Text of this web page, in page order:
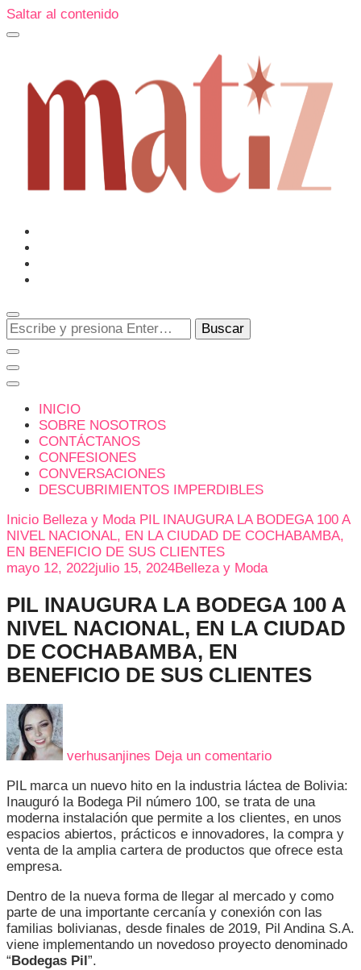
Saltar al contenido
Matiz
Un espacio editorial donde pongo en palabras aquello que
muchos sentimos y pocos sabemos cómo explicar y
donde también compartiré contigo las cosas que me
conmueven, me sorprenden o creo que merecen ser
¿Buscas
algo?
INICIO
SOBRE NOSOTROS
CONTÁCTANOS
CONFESIONES
CONVERSACIONES
DESCUBRIMIENTOS IMPERDIBLES
Inicio Belleza y Moda PIL INAUGURA LA BODEGA 100 A
NIVEL NACIONAL, EN LA CIUDAD DE COCHABAMBA,
EN BENEFICIO DE SUS CLIENTES
mayo 12, 2022julio 15, 2024Belleza y Moda
PIL INAUGURA LA BODEGA 100 A
NIVEL NACIONAL, EN LA CIUDAD
DE COCHABAMBA, EN
BENEFICIO DE SUS CLIENTES
verhusanjines Deja un comentarioLA
100
A
NIVEL
NACIONAL,
EN
CIUDAD
DE
EN
BENEFICIO
PIL marca un nuevo hito en la industria láctea de Bolivia:
Inauguró la Bodega Pil número 100, se trata de una
moderna instalación que permite a los clientes, en unos
espacios abiertos, prácticos e innovadores, la compra y
venta de la amplia cartera de productos que ofrece esta
empresa.
Dentro de la nueva forma de llegar al mercado y como
parte de una importante cercanía y conexión con las
familias bolivianas, desde finales de 2019, Pil Andina S.A.
viene implementando un novedoso proyecto denominado
“ Bodegas Pil ”.